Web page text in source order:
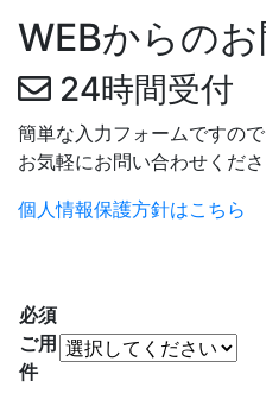
WEBからの
24時間受付
簡単な入力フォームですの
お気軽にお問い合わせくださ
個人情報保護方針はこちら
必須
ご用
件